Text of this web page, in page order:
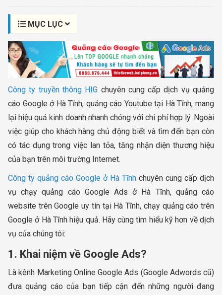
MỤC LỤC
Công ty truyền thông HIG chuyên cung cấp dịch vụ quảng
cáo Google ở Hà Tĩnh, quảng cáo Youtube tại Hà Tĩnh, mang
lại hiệu quả kinh doanh nhanh chóng với chi phí hợp lý. Ngoài
việc giúp cho khách hàng chủ động biết và tìm đến bạn còn
có tác dụng trong việc lan tỏa, tăng nhận diện thương hiệu
của bạn trên môi trường Internet.
Công ty quảng cáo Google ở Hà Tĩnh chuyên cung cấp dịch
vụ chạy quảng cáo Google Ads ở Hà Tĩnh, quảng cáo
website trên Google uy tín tại Hà Tĩnh, chạy quảng cáo trên
Google ở Hà Tĩnh hiệu quả. Hãy cùng tìm hiểu kỹ hơn về dịch
vụ của chúng tôi:
1. Khai niệm về Google Ads?
Là kênh Marketing Online Google Ads (Google Adwords cũ)
đưa quảng cáo của bạn tiếp cận đến những người đang